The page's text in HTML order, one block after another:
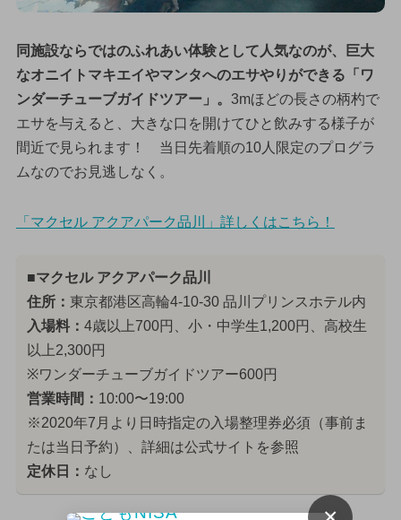
同施設ならではのふれあい体験として人気なのが、巨大
なオニイトマキエイやマンタへのエサやりができる「ワ
ンダーチューブガイドツアー」。 3mほどの長さの柄杓で
エサを与えると、大きな口を開けてひと飲みする様子が
間近で見られます！ 当日先着順の10人限定のプログラ
ムなのでお見逃しなく。
「マクセル アクアパーク品川」詳しくはこちら！
■マクセル アクアパーク品川
住所： 東京都港区高輪4-10-30 品川プリンスホテル内
入場料： 4歳以上700円、小・中学生1,200円、高校生
以上2,300円
※ワンダーチューブガイドツアー600円
営業時間： 10:00〜19:00
※2020年7月より日時指定の入場整理券必須（事前ま
たは当日予約）、詳細は公式サイトを参照
定休日： なし